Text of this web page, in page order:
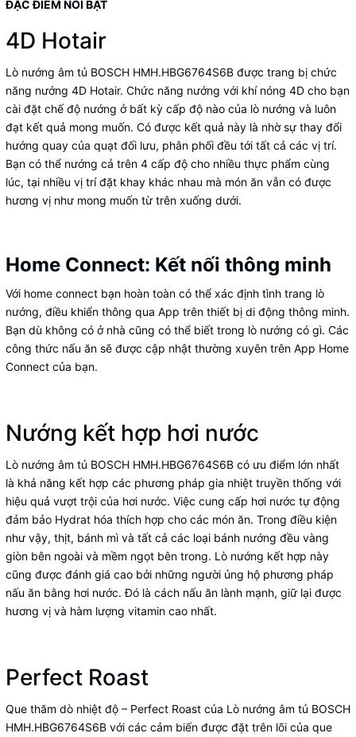
ĐẶC ĐIỂM NỔI BẬT
4D Hotair
Lò nướng âm tủ BOSCH HMH.HBG6764S6B được trang bị chức
năng nướng 4D Hotair. Chức năng nướng với khí nóng 4D cho bạn
cài đặt chế độ nướng ở bất kỳ cấp độ nào của lò nướng và luôn
đạt kết quả mong muốn. Có được kết quả này là nhờ sự thay đổi
hướng quay của quạt đối lưu, phân phối đều tới tất cả các vị trí.
Bạn có thể nướng cả trên 4 cấp độ cho nhiều thực phẩm cùng
lúc, tại nhiều vị trí đặt khay khác nhau mà món ăn vẫn có được
hương vị như mong muốn từ trên xuống dưới.
Home Connect: Kết nối thông minh
Với home connect bạn hoàn toàn có thể xác định tình trang lò
nướng, điều khiển thông qua App trên thiết bị di động thông minh.
Bạn dù không có ở nhà cũng có thể biết trong lò nướng có gì. Các
công thức nấu ăn sẽ được cập nhật thường xuyên trên App Home
Connect của bạn.
Nướng kết hợp hơi nước
Lò nướng âm tủ BOSCH HMH.HBG6764S6B có ưu điểm lớn nhất
là khả năng kết hợp các phương pháp gia nhiệt truyền thống với
hiệu quả vượt trội của hơi nước. Việc cung cấp hơi nước tự động
đảm bảo Hydrat hóa thích hợp cho các món ăn. Trong điều kiện
như vậy, thịt, bánh mì và tất cả các loại bánh nướng đều vàng
giòn bên ngoài và mềm ngọt bên trong. Lò nướng kết hợp này
cũng được đánh giá cao bởi những người ủng hộ phương pháp
nấu ăn bằng hơi nước. Đó là cách nấu ăn lành mạnh, giữ lại được
hương vị và hàm lượng vitamin cao nhất.
Perfect Roast
Que thăm dò nhiệt độ – Perfect Roast của Lò nướng âm tủ BOSCH
HMH.HBG6764S6B với các cảm biến được đặt trên lõi của que